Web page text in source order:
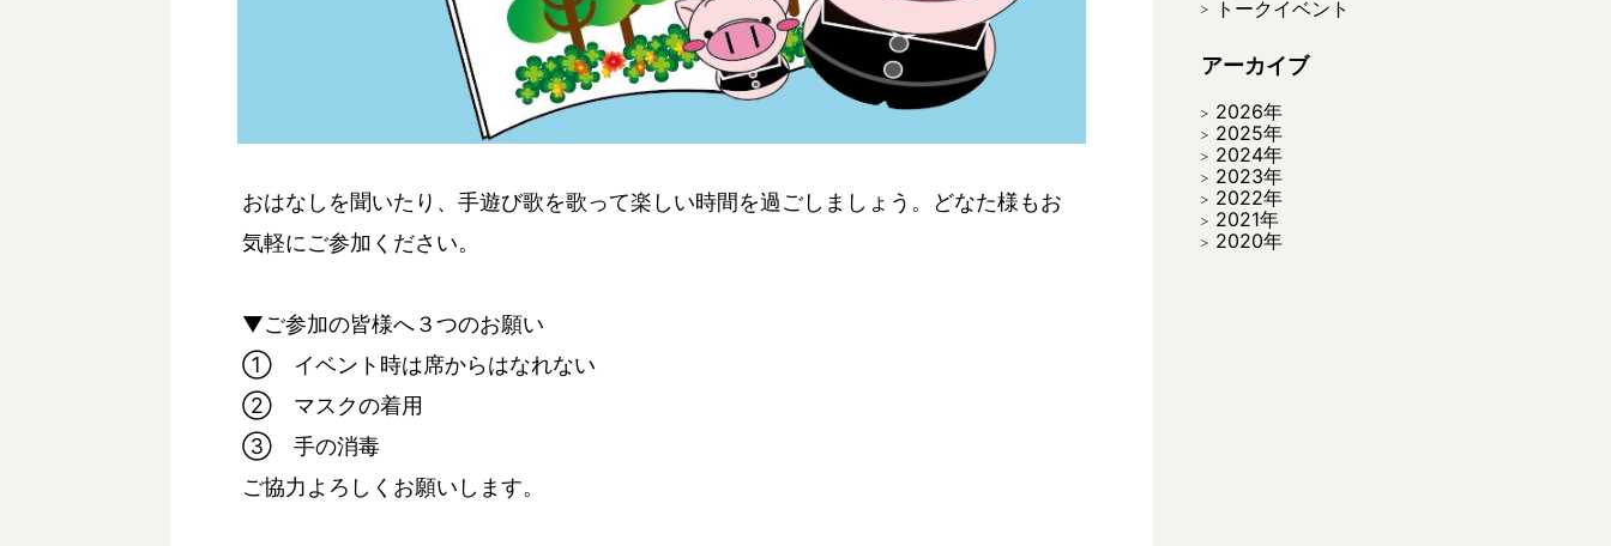
おはなしを聞いたり、手遊び歌を歌って楽しい時間を過ごしましょう。どなた様もお
気軽にご参加ください。
▼ご参加の皆様へ３つのお願い
① イベント時は席からはなれない
② マスクの着用
③ 手の消毒
ご協力よろしくお願いします。
トークイベント
アーカイブ
2026年
2025年
2024年
2023年
2022年
2021年
2020年